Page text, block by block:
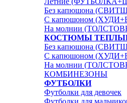
Без капюшона
С капюшоном
На молнии
КОСТЮМЫ
Без капюшона
С капюшоном
На молнии
КОМБИНЕЗОНЫ
ФУТБОЛКИ
Футболки для девочек
Футболки для